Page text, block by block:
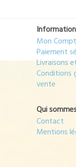
Mon
Paiement
Livraisons
Conditions
vente
Qui
Contact
Mentions